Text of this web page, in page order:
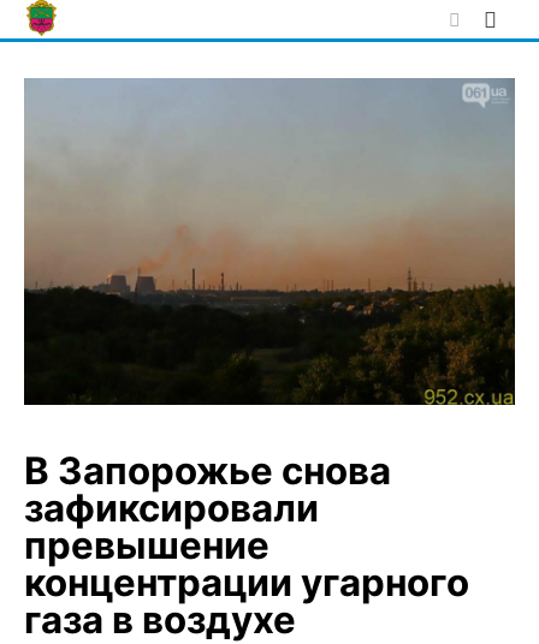
Skip
to
В Запорожье снова
зафиксировали
превышение
концентрации угарного
газа в воздухе